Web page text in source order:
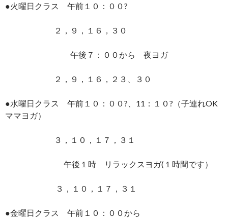
●火曜日クラス 午前１０：００?
２，９，１６，３０
午後７：００から 夜ヨガ
２，９，１６，２３、３０
●水曜日クラス 午前１０：００?、11：１０?（子連れOK
ママヨガ）
３，１０，１７，３１
午後１時 リラックスヨガ(１時間です）
３，１０，１７，３１
●金曜日クラス 午前１０：００から